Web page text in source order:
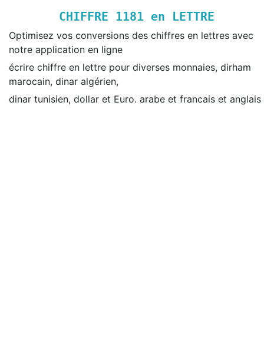
CHIFFRE 1181 en LETTRE
Optimisez vos conversions des chiffres en lettres avec
notre application en ligne
écrire chiffre en lettre pour diverses monnaies, dirham
marocain, dinar algérien,
dinar tunisien, dollar et Euro. arabe et francais et anglais